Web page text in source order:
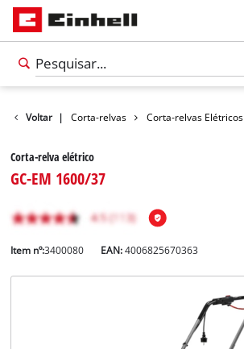
Voltar |
Jardim Corta-relvas Corta-relvas Elétricos
Corta-relva elétrico
GC-EM 1600/37
Item nº:3400080 EAN:4006825670363